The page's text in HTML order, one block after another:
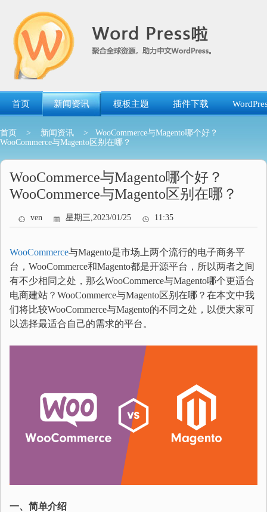
首页 新闻资讯 模板主题 插件下载
首页 > 新闻资讯
> WooCommerce与Magento哪个好？
WooCommerce与Magento区别在哪？
WooCommerce与Magento哪个好？
WooCommerce与Magento区别在哪？
ven 星期三,2023/01/25 11:35
WooCommerce与Magento是市场上两个流行的电子商务平
台，WooCommerce和Magento都是开源平台，所以两者之间
有不少相同之处，那么WooCommerce与Magento哪个更适合
电商建站？WooCommerce与Magento区别在哪？在本文中我
们将比较WooCommerce与Magento的不同之处，以便大家可
以选择最适合自己的需求的平台。
一、简单介绍